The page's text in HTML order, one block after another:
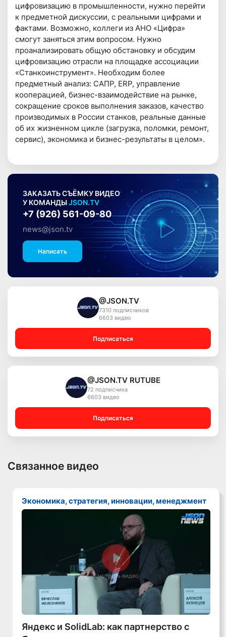
цифровизацию в промышленности, нужно перейти
к предметной дискуссии, с реальными цифрами и
фактами. Возможно, коллеги из АНО «Цифра»
смогут заняться этим вопросом. Нужно
проанализировать общую обстановку и обсудим
цифровизацию отрасли на площадке ассоциации
«Станкоинструмент». Необходим более
предметный анализ: САПР, ERP, управление
кооперацией, бизнес-взаимодействие на рынке,
сокращение сроков выполнения заказов, качество
производимых в России станков, реальные данные
об их жизненном цикле (загрузка, поломки, ремонт,
сервис), экономика и бизнес-результаты в целом».
ЗАКАЗАТЬ СЪЁМКУ ВИДЕО
У КОМАНДЫJSON.TV
+7 (926) 561-09-80
news@json.tv
Написать
@JSON.TV
7310 подписчиков
6603 видео
Подписаться
@JSON.TV RUTUBE
72 подписчика
6603 видео
Подписаться
Связанное видео
Экономика, стратегия, инновации, менеджмент
Смотреть видео
Яндекс и SolidLab: как партнерство с